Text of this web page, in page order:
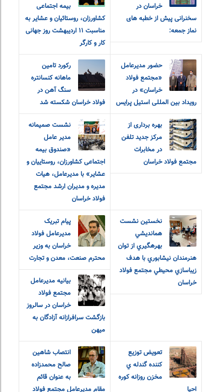
خراسان در
سخنرانی پیش از خطبه های
نماز جمعه:
بیمه اجتماعی
کشاورزان، روستائیان و عشایر به
مناسبت ۱۱ اردیبهشت روز جهانی
کار و کارگر
حضور مدیرعامل
«مجتمع فولاد
خراسان» در
رویداد بین المللی استیل پرایس
رکورد تامین
ماهانه کنسانتره
سنگ آهن در
فولاد خراسان شکسته شد
بهره برداری از
مرکز جدید تلفن
در مخابرات
مجتمع فولاد خراسان
نشست صمیمانه
مدیر عامل
«صندوق بیمه
اجتماعی کشاورزان، روستاییان و
عشایر» با مدیرعامل، هیات
مدیره و مدیران ارشد مجتمع
فولاد خراسان
نخستين نشست
همانديشي
بهرهگيري از توان
هنرمندان نيشابوري با هدف
زيباسازي محيطي مجتمع فولاد
خراسان
پیام تبریک
مدیرعامل فولاد
خراسان به وزیر
محترم صنعت، معدن و تجارت
بیانیه مدیرعامل
مجتمع فولاد
خراسان در سالروز
بازگشت سرافرازانه آزادگان به
میهن
تعويض توزيع
کننده گندله ي
مخزن روزانه کوره
احيا
انتصاب شاهین
صالح محمدزاده
به عنوان قائم
مقام مدیرعامل مجتمع فولاد